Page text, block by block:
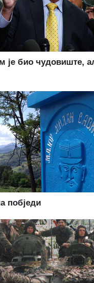
је био чудовиште,
побједи